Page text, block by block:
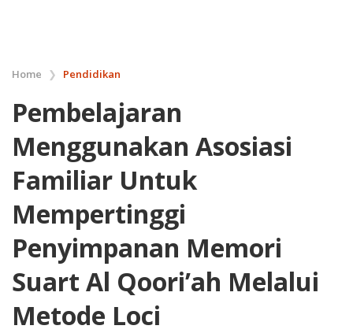
Home ❯ Pendidikan
Pembelajaran
Menggunakan Asosiasi
Familiar Untuk
Mempertinggi
Penyimpanan Memori
Suart Al Qoori’ah Melalui
Metode Loci